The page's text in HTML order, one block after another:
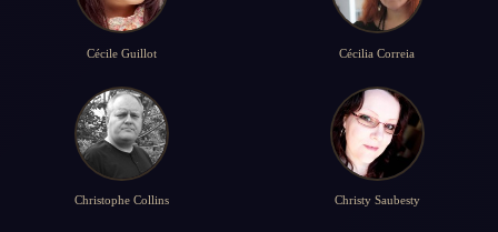
Cécile Guillot Cécilia Correia
Christophe Collins Christy Saubesty